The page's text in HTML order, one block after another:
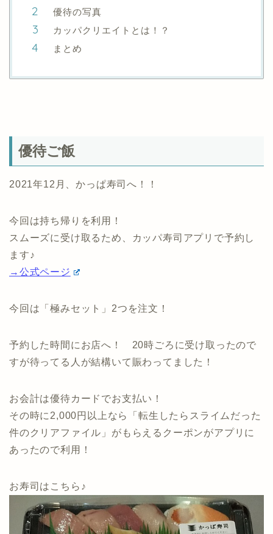
優待の写真
カッパクリエイトとは！？
まとめ
優待ご飯
2021年12月、かっぱ寿司へ！！
今回は持ち帰りを利用！
スムーズに受け取るため、カッパ寿司アプリで予約し
ます♪
→公式ページ
今回は「極みセット」2つを注文！
予約した時間にお店へ！ 20時ごろに受け取ったので
すが待ってる人が結構いて賑わってました！
お会計は優待カードでお支払い！
その時に2,000円以上なら「転生したらスライムだった
件のクリアファイル」がもらえるクーポンがアプリに
あったので利用！
お寿司はこちら♪